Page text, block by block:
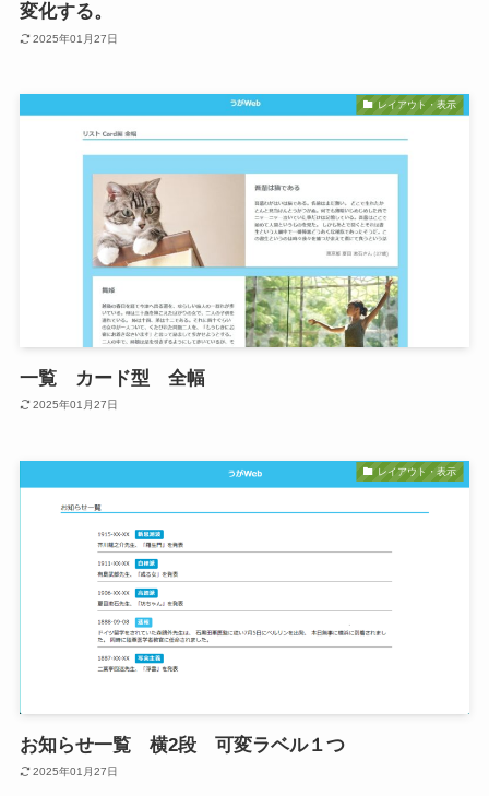
変化する。
2025年01月27日
レイアウト・表示
一覧 カード型 全幅
2025年01月27日
レイアウト・表示
お知らせ一覧 横2段 可変ラベル１つ
2025年01月27日